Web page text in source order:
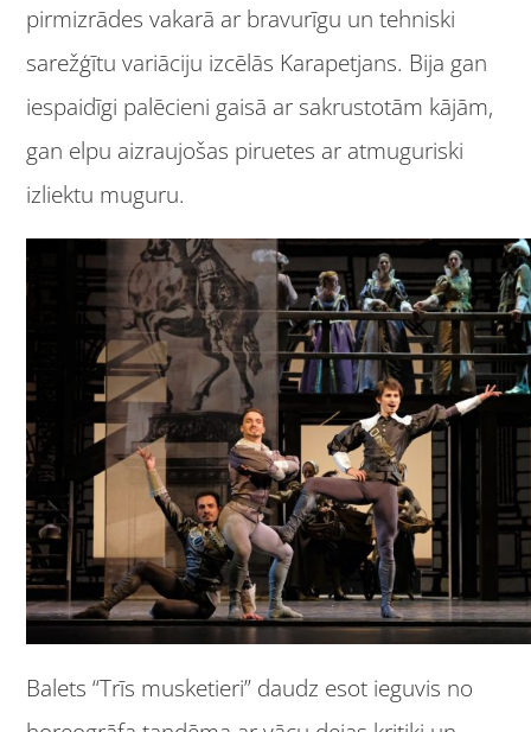
pirmizrādes vakarā ar bravurīgu un tehniski
sarežģītu variāciju izcēlās Karapetjans. Bija gan
iespaidīgi palēcieni gaisā ar sakrustotām kājām,
gan elpu aizraujošas piruetes ar atmuguriski
izliektu muguru.
Balets “Trīs musketieri” daudz esot ieguvis no